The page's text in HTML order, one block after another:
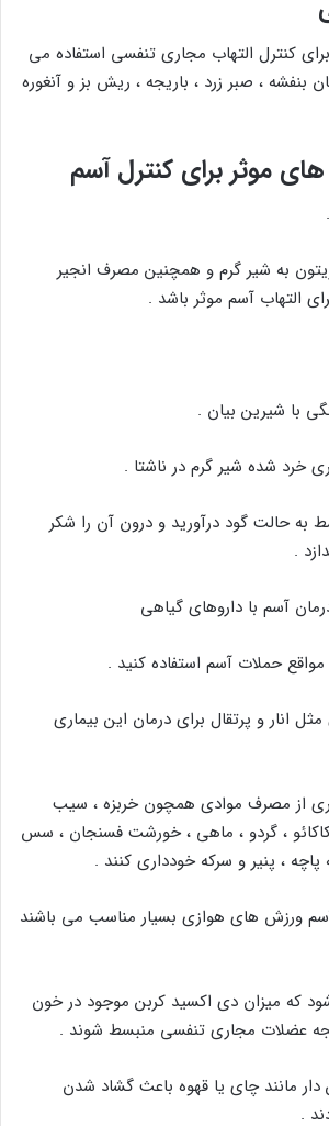
کنترل التهاب مجاری تنفسی استفاده می
بنفشه ، صبر زرد ، باریجه ، ریش بز و آنغوره
موثر برای کنترل آسم
به شیر گرم و همچنین مصرف انجیر
التهاب آسم موثر باشد .
با شیرین بیان .
خرد شده شیر گرم در ناشتا .
به حالت گود درآورید و درون آن را شکر
.
حملات آسم استفاده کنید .
انار و پرتقال برای درمان این بیماری
از مصرف موادی همچون خربزه ، سیب
، گردو ، ماهی ، خورشت فسنجان ، سس
پاچه ، پنیر و سرکه خودداری کنند .
ورزش های هوازی بسیار مناسب می باشند
که میزان دی اکسید کربن موجود در خون
عضلات مجاری تنفسی منبسط شوند .
دار مانند چای یا قهوه باعث گشاد شدن
.